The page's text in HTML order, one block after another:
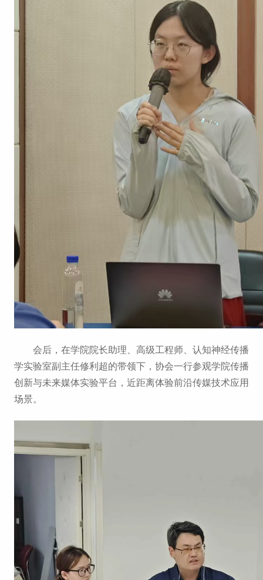
会后，在学院院长助理、高级工程师、认知神经传播
学实验室副主任修利超的带领下，协会一行参观学院传播
创新与未来媒体实验平台，近距离体验前沿传媒技术应用
场景。